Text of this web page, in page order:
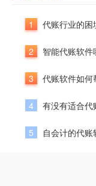
1 代账行业的困
2 智能代账软件
3 代账软件如何
4 有没有适合代
5 自会计的代账